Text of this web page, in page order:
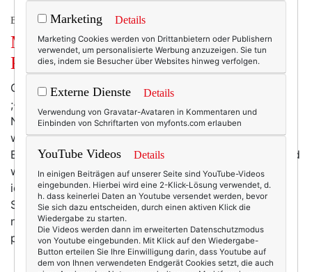
BEAUTY & FASHION
Mode am Mittwoch: apropos
Kaschmir.
Oder: Was schert mich mein Geschwätz von gestern!
;-)
Natürlich brauchen wir ihn nicht. Diesen Kaschmirpulli,
weder in blau noch in grau noch in hellem, meliertem
Braun. Aber guck mal, wie kuschelig der aussieht – und
wie sexy. Vielleicht brauchen wir ihn also doch? Also:
ich. ;-) Zumindest ist der Pulli einer von der guten
Sorte. Nämlich von hessnatur*. Was die Entscheidung
nicht unbedingt leichter macht. Aber wenigstens
politisch korrekt.… mehr
Marketing Details
Marketing Cookies werden von Drittanbietern oder Publishern
verwendet, um personalisierte Werbung anzuzeigen. Sie tun
dies, indem sie Besucher über Websites hinweg verfolgen.
Externe Dienste Details
Verwendung von Gravatar-Avataren in Kommentaren und
Einbinden von Schriftarten von myfonts.com erlauben
YouTube Videos Details
In einigen Beiträgen auf unserer Seite sind YouTube-Videos
eingebunden. Hierbei wird eine 2-Klick-Lösung verwendet, d.
h. dass keinerlei Daten an Youtube versendet werden, bevor
Sie sich dazu entscheiden, durch einen aktiven Klick die
Wiedergabe zu starten.
Die Videos werden dann im erweiterten Datenschutzmodus
von Youtube eingebunden. Mit Klick auf den Wiedergabe-
Button erteilen Sie Ihre Einwilligung darin, dass Youtube auf
dem von Ihnen verwendeten Endgerät Cookies setzt, die auch